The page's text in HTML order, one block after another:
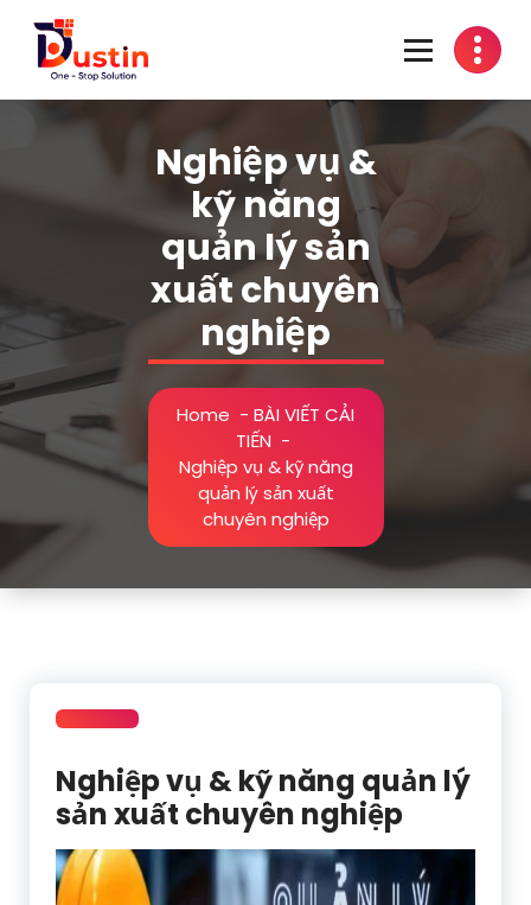
content
Nghiệp vụ &
kỹ năng
quản lý sản
xuất chuyên
nghiệp
Home - BÀI VIẾT CẢI
TIẾN -
Nghiệp vụ & kỹ năng
quản lý sản xuất
chuyên nghiệp
Nghiệp vụ & kỹ năng quản lý
sản xuất chuyên nghiệp